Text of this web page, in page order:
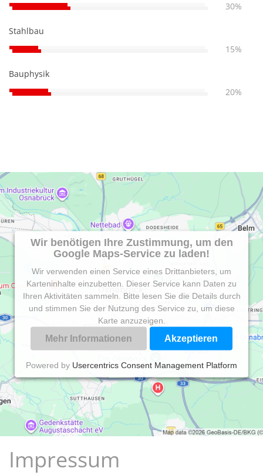
30%
Stahlbau
15%
Bauphysik
20%
Wir benötigen Ihre Zustimmung, um den
Google Maps-Service zu laden!
Wir verwenden einen Service eines Drittanbieters, um
Karteninhalte einzubetten. Dieser Service kann Daten zu
Ihren Aktivitäten sammeln. Bitte lesen Sie die Details durch
und stimmen Sie der Nutzung des Service zu, um diese
Karte anzuzeigen.
Mehr Informationen Akzeptieren
Powered by Usercentrics Consent Management Platform
Impressum